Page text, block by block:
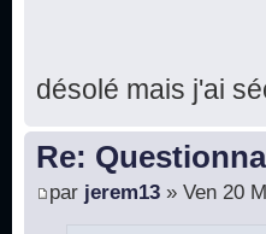
désolé mais j'ai
Re:
par jerem13 » Ven 20